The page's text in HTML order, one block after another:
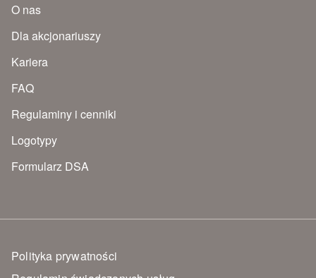
O nas
Dla akcjonariuszy
Kariera
FAQ
Regulaminy i cenniki
Logotypy
Formularz DSA
Polityka prywatności